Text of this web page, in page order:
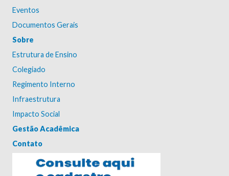
Eventos
Documentos Gerais
Sobre
Estrutura de Ensino
Colegiado
Regimento Interno
Infraestrutura
Impacto Social
Gestão Acadêmica
Contato